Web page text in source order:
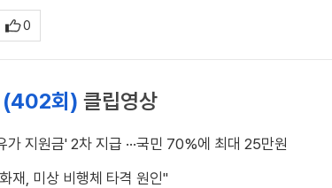
0
(402회) 클립영상
가 지원금' 2차 지급 ···국민 70%에 최대 25만원
재, 미상 비행체 타격 원인"